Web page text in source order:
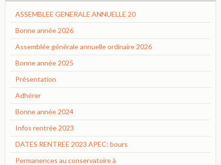
ASSEMBLEE GENERALE ANNUELLE 20
Bonne année 2026
Assemblée générale annuelle ordinaire 2026
Bonne année 2025
Présentation
Adhérer
Bonne année 2024
Infos rentrée 2023
DATES RENTREE 2023 APEC: bours
Permanences au conservatoire à